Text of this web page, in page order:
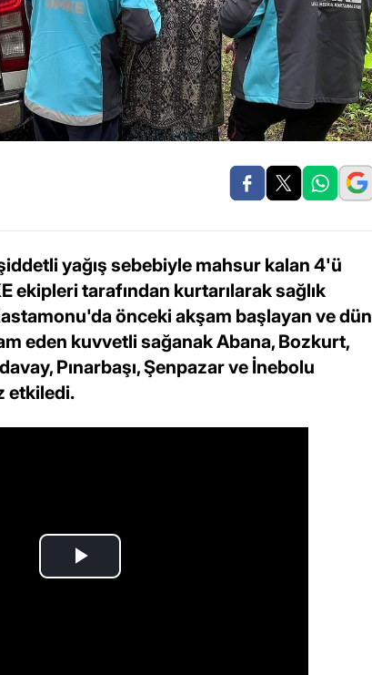
yağış sebebiyle mahsur kalan 4'ü
ekipleri tarafından kurtarılarak sağlık
önceki akşam başlayan ve dün
eden kuvvetli sağanak Abana, Bozkurt,
Pınarbaşı, Şenpazar ve İnebolu
etkiledi.